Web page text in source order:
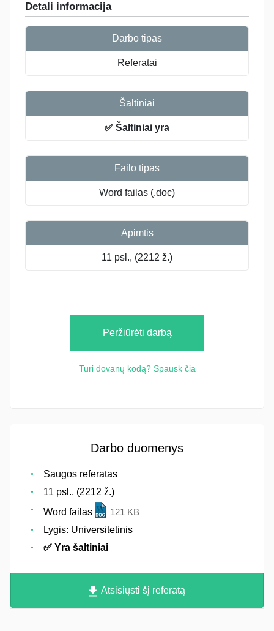
Detali informacija
Darbo tipas
Referatai
Šaltiniai
✅ Šaltiniai yra
Failo tipas
Word failas (.doc)
Apimtis
11 psl., (2212 ž.)
Peržiūrėti darbą
Turi dovanų kodą? Spausk čia
Darbo duomenys
Saugos referatas
11 psl., (2212 ž.)
Word failas
121 KB
Lygis: Universitetinis
✅ Yra šaltiniai
Atsisiųsti šį referatą